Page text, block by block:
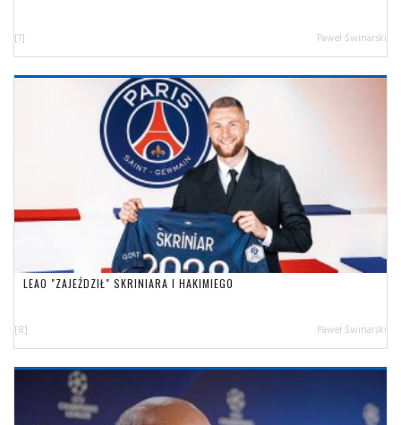
[1] Paweł Świnarski
LEAO "ZAJEŹDZIŁ" SKRINIARA I HAKIMIEGO
[8] Paweł Świnarski